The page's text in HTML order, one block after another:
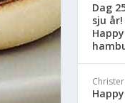
Dag
sju